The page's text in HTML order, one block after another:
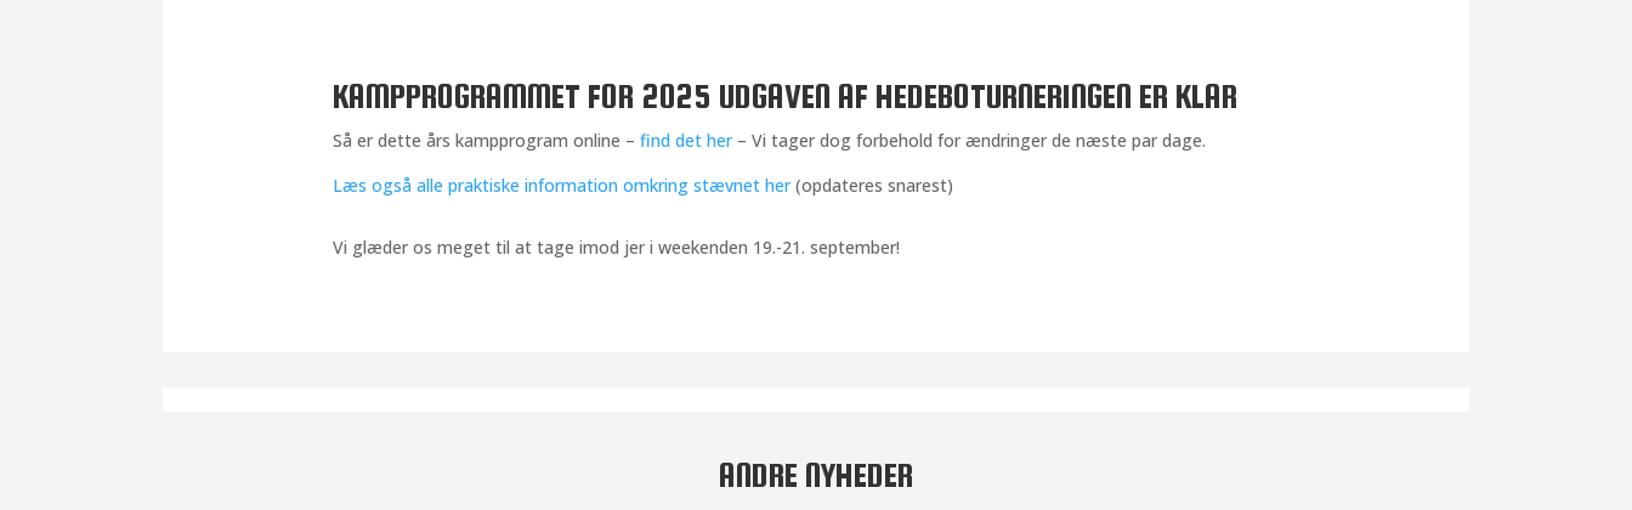
KAMPPROGRAMMET FOR 2025 UDGAVEN AF HEDEBOTURNERINGEN ER KLAR
Så er dette års kampprogram online – find det her– Vi tager dog forbehold for ændringer de næste par dage.
Læs også alle praktiske information omkring stævnet her(opdateres snarest)
Vi glæder os meget til at tage imod jer i weekenden 19.-21. september!
ANDRE NYHEDER